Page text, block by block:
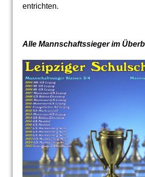
entrichten.
Alle Mannschaftssieger im